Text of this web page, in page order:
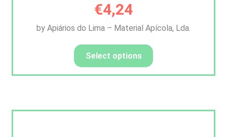
€4,24
by Apiários do Lima – Material Apícola, Lda.
Select options